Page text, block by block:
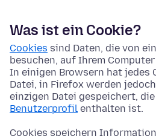
Was ist ein Cookie?
Cookies sind Daten, die von
besuchen, auf Ihrem
In einigen Browsern hat jedes
Datei, in Firefox werden
einzigen Datei gespeichert,
Benutzerprofil enthalten ist.
Cookies speichern